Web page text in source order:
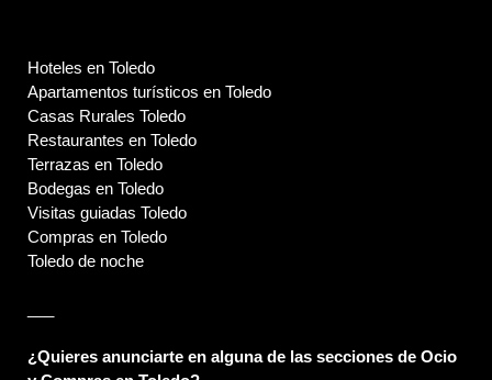
Hoteles en Toledo
Apartamentos turísticos en Toledo
Casas Rurales Toledo
Restaurantes en Toledo
Terrazas en Toledo
Bodegas en Toledo
Visitas guiadas Toledo
Compras en Toledo
Toledo de noche
¿Quieres anunciarte en alguna de las secciones de Ocio